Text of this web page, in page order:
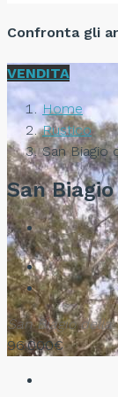
Confronta gli
VENDITA
Home
Rustico
San Biagio
San
San Biagio
96.000€